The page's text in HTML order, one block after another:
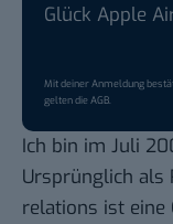
Glück Apple
Mit deiner Anmeldung
gelten dieAGB.
Ich bin im Juli
Ursprünglich als
relations ist eine